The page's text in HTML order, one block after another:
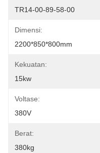
TR14-00-89-58-00
Dimensi:
2200*850*800mm
Kekuatan:
15kw
Voltase:
380V
Berat:
380kg